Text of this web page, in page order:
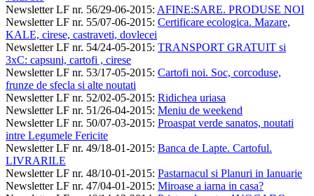
Newsletter LF nr. 56/29-06-2015: AFINE:SARE. PRODUSE NOI
Newsletter LF nr. 55/07-06-2015: Certificare ecologica. Mazare,
KALE, cirese, castraveti, dovlecei
Newsletter LF nr. 54/24-05-2015: TRANSPORT GRATUIT si
3xC: capsuni, cartofi , cirese
Newsletter LF nr. 53/17-05-2015: Cartofi noi. Soc, corcoduse,
frunze de sfecla si alte noutati
Newsletter LF nr. 52/02-05-2015: Ridichea uriasa
Newsletter LF nr. 51/26-04-2015: Meniu de weekend
Newsletter LF nr. 50/07-03-2015: Proaspat verde sanatos, noutati
intre Legumele Fericite
Newsletter LF nr. 49/18-01-2015: Banca de Lapte. Cartoful.
LIVRARILE
Newsletter LF nr. 48/10-01-2015: Pastarnacul si Planuri in Ianuarie
Newsletter LF nr. 47/04-01-2015: Miroase a iarna in casa?